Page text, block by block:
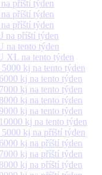
příští týden
příští týden
příští týden
na příští týden
tento týden
XL na tento týden
kj na tento týden
kj na tento týden
kj na tento týden
kj na tento týden
kj na tento týden
kj na tento týden
kj na příští týden
kj na příští týden
kj na příští týden
kj na příští týden